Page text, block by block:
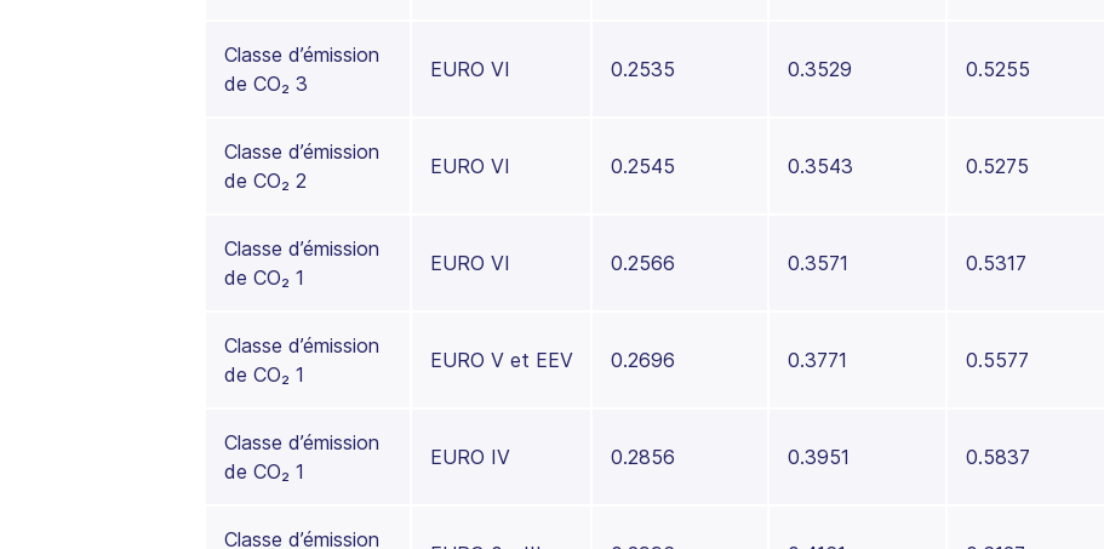
Classe d’émission
de CO₂ 3
EURO VI 0.2535 0.3529 0.5255
Classe d’émission
de CO₂ 2
EURO VI 0.2545 0.3543 0.5275
Classe d’émission
de CO₂ 1
EURO VI 0.2566 0.3571 0.5317
Classe d’émission
de CO₂ 1
EURO V et EEV 0.2696 0.3771 0.5577
Classe d’émission
de CO₂ 1
EURO IV 0.2856 0.3951 0.5837
Classe d’émission